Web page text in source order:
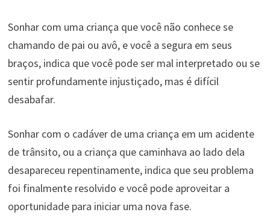
Sonhar com uma criança que você não conhece se
chamando de pai ou avô, e você a segura em seus
braços, indica que você pode ser mal interpretado ou se
sentir profundamente injustiçado, mas é difícil
desabafar.
Sonhar com o cadáver de uma criança em um acidente
de trânsito, ou a criança que caminhava ao lado dela
desapareceu repentinamente, indica que seu problema
foi finalmente resolvido e você pode aproveitar a
oportunidade para iniciar uma nova fase.